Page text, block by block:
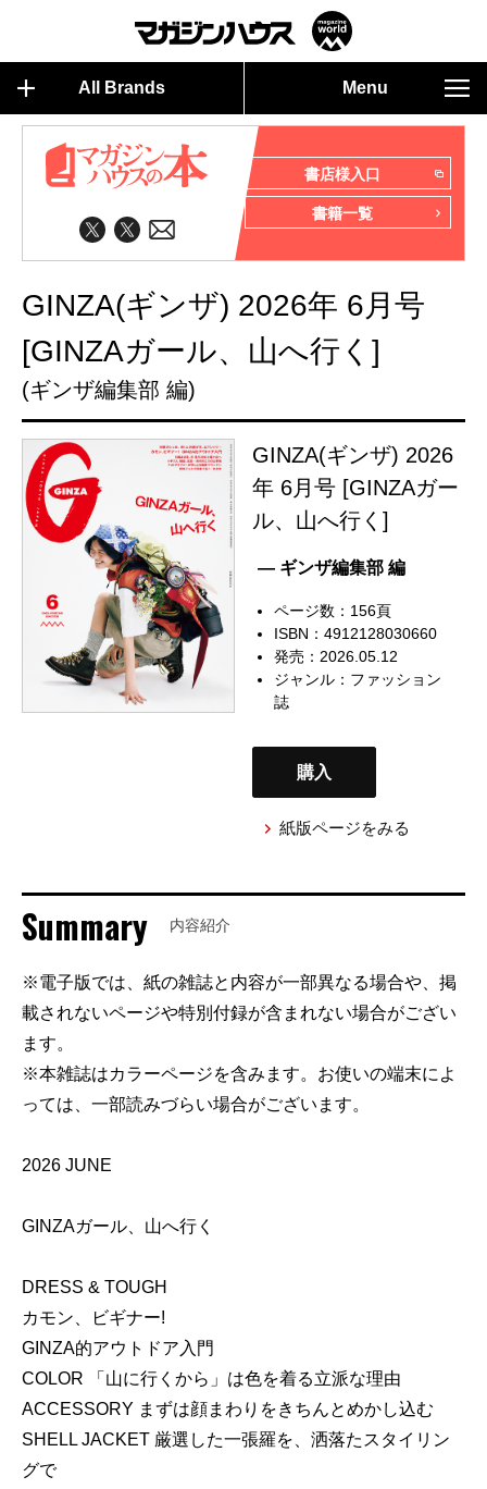
All Brands Menu
書店様入口
書籍一覧
GINZA(ギンザ) 2026年 6月号
[GINZAガール、山へ行く]
(ギンザ編集部 編)
GINZA(ギンザ) 2026
年 6月号 [GINZAガー
ル、山へ行く]
— ギンザ編集部 編
ページ数：156頁
ISBN：4912128030660
発売：2026.05.12
ジャンル： ファッション
誌
購入
紙版ページをみる
Summary 内容紹介
※電子版では、紙の雑誌と内容が一部異なる場合や、掲
載されないページや特別付録が含まれない場合がござい
ます。
※本雑誌はカラーページを含みます。お使いの端末によ
っては、一部読みづらい場合がございます。
2026 JUNE
GINZAガール、山へ行く
DRESS & TOUGH
カモン、ビギナー!
GINZA的アウトドア入門
COLOR 「山に行くから」は色を着る立派な理由
ACCESSORY まずは顔まわりをきちんとめかし込む
SHELL JACKET 厳選した一張羅を、洒落たスタイリン
グで